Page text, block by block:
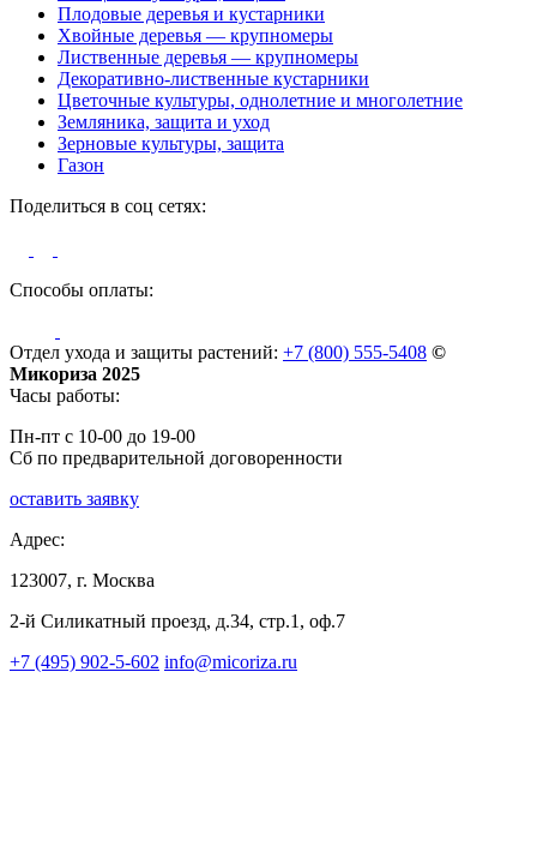
Плодовые деревья и кустарники
Хвойные деревья — крупномеры
Лиственные деревья — крупномеры
Декоративно-лиственные кустарники
Цветочные культуры, однолетние и многолетние
Земляника, защита и уход
Зерновые культуры, защита
Газон
Поделиться в соц сетях:
Способы оплаты:
Отдел ухода и защиты растений: +7 (800) 555-5408 ©
Микориза 2025
Часы работы:
Пн-пт с 10-00 до 19-00
Сб по предварительной договоренности
оставить заявку
Адрес:
123007, г. Москва
2-й Силикатный проезд, д.34, стр.1, оф.7
+7 (495) 902-5-602 info@micoriza.ru